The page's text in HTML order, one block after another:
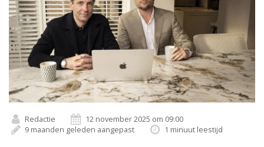
Redactie
12 november 2025 om 09:00
9 maanden geleden aangepast
1 minuut leestijd